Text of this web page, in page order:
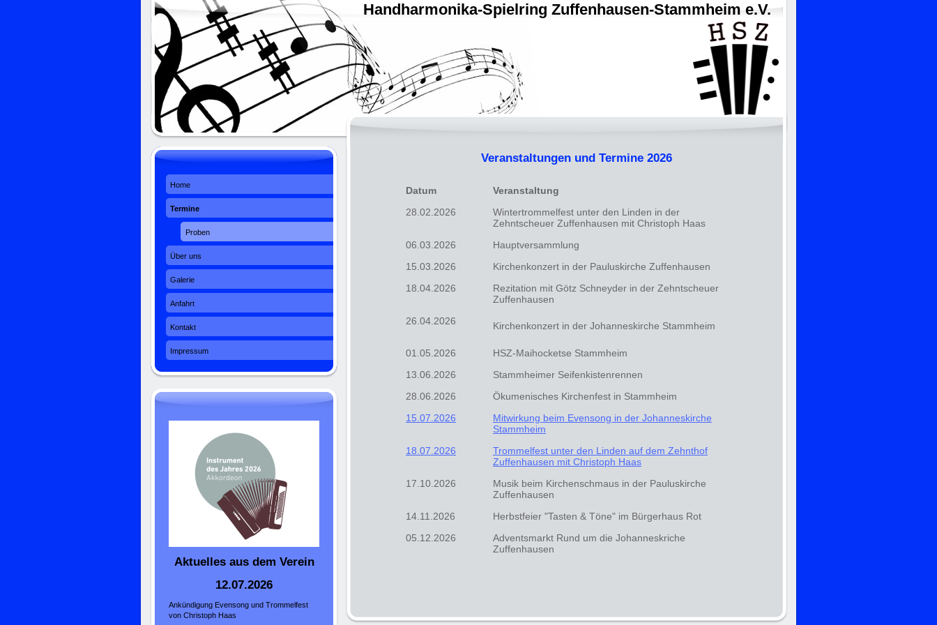
Handharmonika-Spielring Zuffenhausen-Stammheim e.V.
Veranstaltungen und Termine 2026
Datum
Veranstaltung
28.02.2026
Wintertrommelfest unter den Linden in der
Zehntscheuer Zuffenhausen mit Christoph Haas
06.03.2026
Hauptversammlung
15.03.2026
Kirchenkonzert in der Pauluskirche Zuffenhausen
18.04.2026
Rezitation mit Götz Schneyder in der Zehntscheuer
Zuffenhausen
26.04.2026
Kirchenkonzert in der Johanneskirche Stammheim
01.05.2026
HSZ-Maihocketse Stammheim
13.06.2026
Stammheimer Seifenkistenrennen
28.06.2026
Ökumenisches Kirchenfest in Stammheim
15.07.2026
Mitwirkung beim Evensong in der Johanneskirche
Stammheim
18.07.2026
Trommelfest unter den Linden auf dem Zehnthof
Zuffenhausen mit Christoph Haas
17.10.2026
Musik beim Kirchenschmaus in der Pauluskirche
Zuffenhausen
14.11.2026
Herbstfeier "Tasten & Töne" im Bürgerhaus Rot
05.12.2026
Adventsmarkt Rund um die Johanneskriche
Zuffenhausen
Home
Termine
Proben
Über uns
Galerie
Anfahrt
Kontakt
Impressum
Aktuelles aus dem Verein
12.07.2026
Ankündigung Evensong und Trommelfest
von Christoph Haas